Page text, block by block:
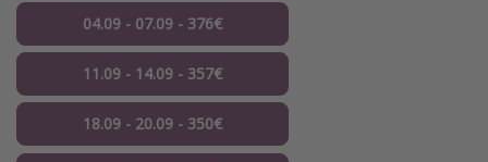
04.09 - 07.09 - 376€
11.09 - 14.09 - 357€
18.09 - 20.09 - 350€